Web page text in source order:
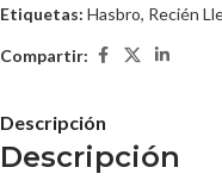
Etiquetas: Hasbro, Recién
Compartir:
Descripción
Descripción